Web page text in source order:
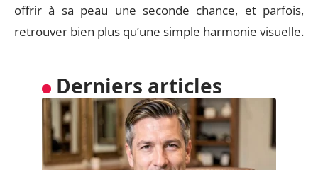
offrir à sa peau une seconde chance, et parfois,
retrouver bien plus qu’une simple harmonie visuelle.
Derniers articles